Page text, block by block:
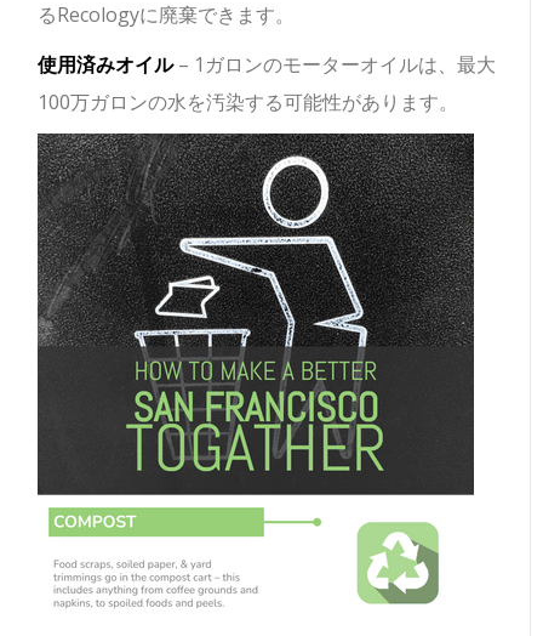
るRecologyに廃棄できます。
使用済みオイル– 1ガロンのモーターオイルは、最大
100万ガロンの水を汚染する可能性があります。